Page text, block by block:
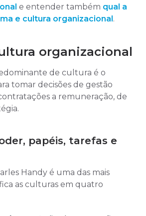
e entender também qual a
e cultura organizacional.
organizacional
de cultura é o
tomar decisões de gestão
a remuneração, de
papéis, tarefas e
Handy é uma das mais
as culturas em quatro